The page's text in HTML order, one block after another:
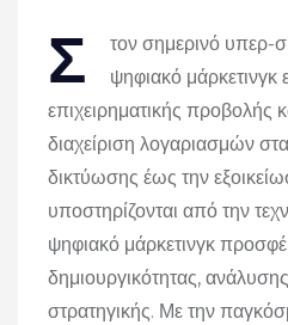
Σ
τον σημερινό υπερ-
ψηφιακό μάρκετινγκ
επιχειρηματικής προβολής
διαχείριση λογαριασμών
δικτύωσης έως την
υποστηρίζονται από την
ψηφιακό μάρκετινγκ
δημιουργικότητας,
στρατηγικής. Με την